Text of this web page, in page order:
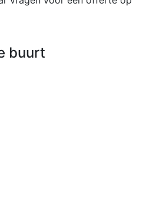
buurt